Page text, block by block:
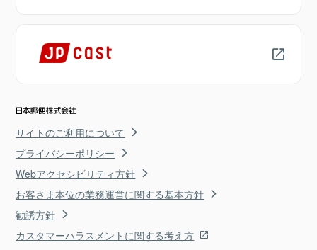
サイトのご利用について
プライバシーポリシー
Webアクセシビリティ方針
お客さま本位の業務運営に関する基本方針
勧誘方針
カスタマーハラスメントに関する考え方